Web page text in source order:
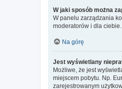
W jaki sposób można
W panelu zarządzania
moderatorów i dla
Na górę
Jest wyświetlany
Możliwe, że jest
miejscem pobytu. Np.
zarejestrowanym